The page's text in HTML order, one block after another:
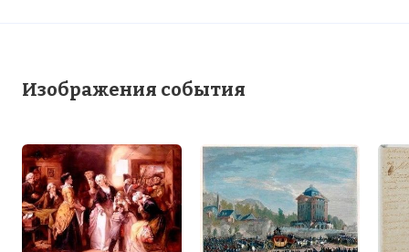
Изображения события
Королевская семья (за решеткой) на
заседании Собрания в монастыре
фельянов
Фото статьи: